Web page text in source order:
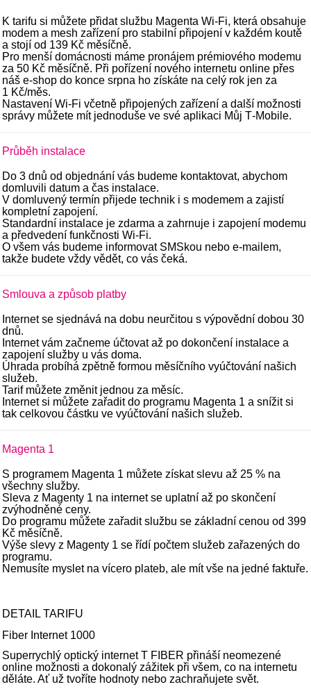
K tarifu si můžete přidat službu Magenta Wi‑Fi, která obsahuje
modem a mesh zařízení pro stabilní připojení v každém koutě
a stojí od 139 Kč měsíčně.
Pro menší domácnosti máme pronájem prémiového modemu
za 50 Kč měsíčně. Při pořízení nového internetu online přes
náš e‑shop do konce srpna ho získáte na celý rok jen za
1 Kč/měs.
Nastavení Wi‑Fi včetně připojených zařízení a další možnosti
správy můžete mít jednoduše ve své aplikaci Můj T‑Mobile.
Průběh instalace
Do 3 dnů od objednání vás budeme kontaktovat, abychom
domluvili datum a čas instalace.
V domluvený termín přijede technik i s modemem a zajistí
kompletní zapojení.
Standardní instalace je zdarma a zahrnuje i zapojení modemu
a předvedení funkčnosti Wi-Fi.
O všem vás budeme informovat SMSkou nebo e-mailem,
takže budete vždy vědět, co vás čeká.
Smlouva a způsob platby
Internet se sjednává na dobu neurčitou s výpovědní dobou 30
dnů.
Internet vám začneme účtovat až po dokončení instalace a
zapojení služby u vás doma.
Úhrada probíhá zpětně formou měsíčního vyúčtování našich
služeb.
Tarif můžete změnit jednou za měsíc.
Internet si můžete zařadit do programu Magenta 1 a snížit si
tak celkovou částku ve vyúčtování našich služeb.
Magenta 1
S programem Magenta 1 můžete získat slevu až 25 % na
všechny služby.
Sleva z Magenty 1 na internet se uplatní až po skončení
zvýhodněné ceny.
Do programu můžete zařadit službu se základní cenou od 399
Kč měsíčně.
Výše slevy z Magenty 1 se řídí počtem služeb zařazených do
programu.
Nemusíte myslet na vícero plateb, ale mít vše na jedné faktuře.
DETAIL TARIFU
Fiber Internet 1000
Superrychlý optický internet T FIBER přináší neomezené
online možnosti a dokonalý zážitek při všem, co na internetu
děláte. Ať už tvoříte hodnoty nebo zachraňujete svět.